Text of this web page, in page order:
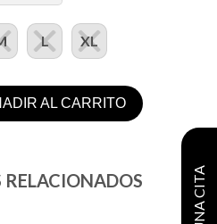
L XL
AL CARRITO
RELACIONADOS